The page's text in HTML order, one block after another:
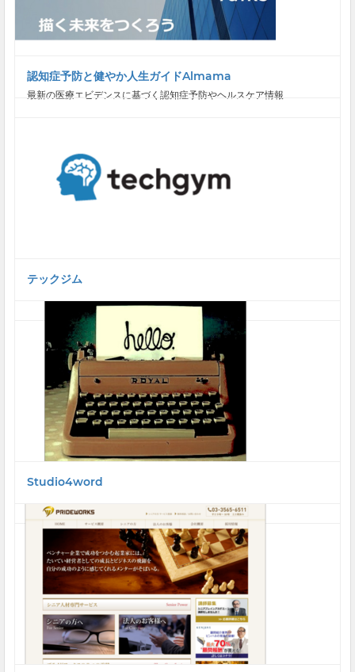
認知症予防と健やか人生ガイドAlmama
最新の医療エビデンスに基づく認知症予防やヘルスケア情報...
テックジム
Studio4word